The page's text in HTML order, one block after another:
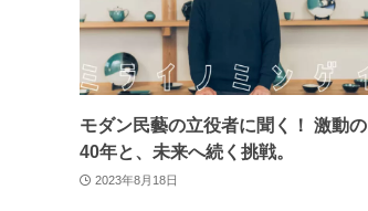
モダン民藝の立役者に聞く！ 激動の
40年と、未来へ続く挑戦。
2023年8月18日